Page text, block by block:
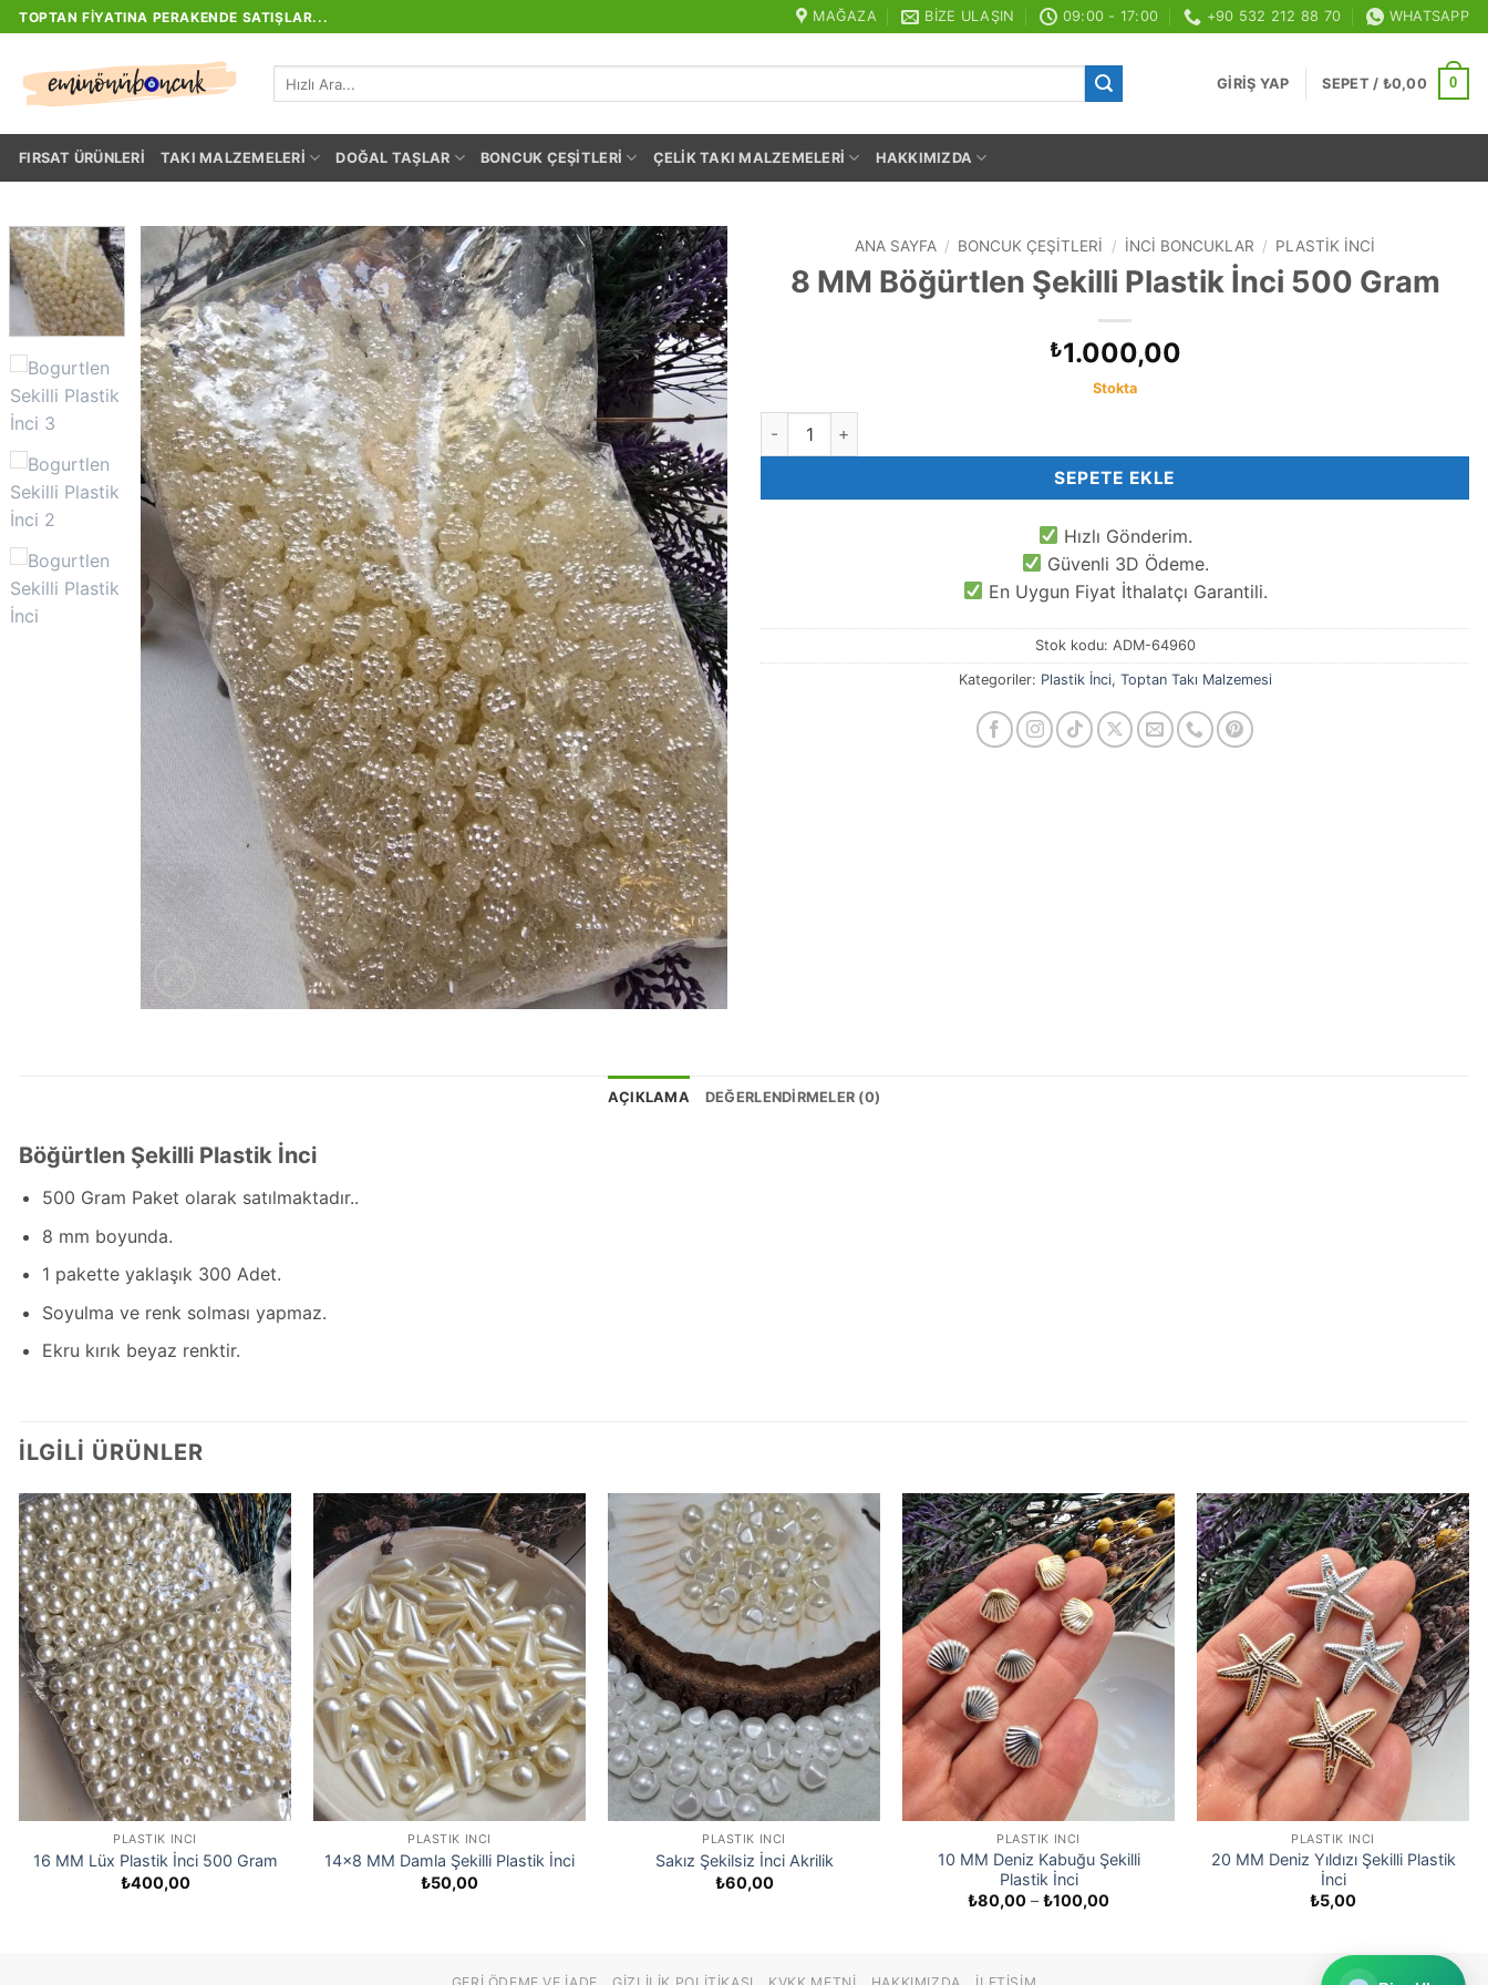
İçeriğe
atla
TOPTAN FIYATINA PERAKENDE SATIŞLAR... MAĞAZA BIZE ULAŞIN 09:00 - 17:00 +90 532 212 88 70 WHATSAPP
GIRIŞ YAP SEPET / ₺0,00 0
FIRSAT ÜRÜNLERI TAKI MALZEMELERI DOĞAL TAŞLAR BONCUK ÇEŞITLERI ÇELIK TAKI MALZEMELERI HAKKIMIZDA
ANA SAYFA / BONCUK ÇEŞITLERI / İNCI BONCUKLAR / PLASTIK İNCI
8 MM Böğürtlen Şekilli Plastik İnci 500 Gram
₺1.000,00
Stokta
8 MM Böğürtlen Şekilli Plastik İnci 500 Gram adet
SEPETE EKLE
Hızlı Gönderim.
Güvenli 3D Ödeme.
En Uygun Fiyat İthalatçı Garantili.
Stok kodu: ADM-64960
Kategoriler: Plastik İnci, Toptan Takı Malzemesi
AÇIKLAMA DEĞERLENDIRMELER (0)
Böğürtlen Şekilli Plastik İnci
500 Gram Paket olarak satılmaktadır..
8 mm boyunda.
1 pakette yaklaşık 300 Adet.
Soyulma ve renk solması yapmaz.
Ekru kırık beyaz renktir.
İLGILI ÜRÜNLER
PLASTIK İNCI
16 MM Lüx Plastik İnci 500 Gram
₺400,00
PLASTIK İNCI
14×8 MM Damla Şekilli Plastik İnci
₺50,00
PLASTIK İNCI
Sakız Şekilsiz İnci Akrilik
₺60,00
PLASTIK İNCI
10 MM Deniz Kabuğu Şekilli
Plastik İnci
₺80,00 –₺100,00Fiyat
PLASTIK İNCI
20 MM Deniz Yıldızı Şekilli Plastik
İnci
₺5,00